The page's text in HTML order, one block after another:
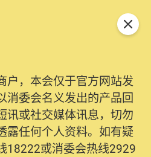
户，本会仅于官方网站发
消委会名义发出的产品回
讯或社交媒体讯息，切勿
露任何个人资料。如有疑
18222或消委会热线2929
关闭